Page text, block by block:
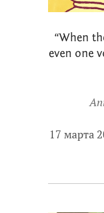
“When
even one
17 марта